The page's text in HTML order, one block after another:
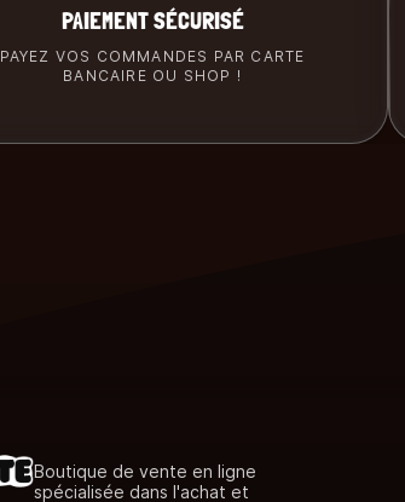
PAIEMENT SÉCURISÉ
PAYEZ VOS COMMANDES PAR CARTE
BANCAIRE OU SHOP !
Boutique de vente en ligne
spécialisée dans l'achat et